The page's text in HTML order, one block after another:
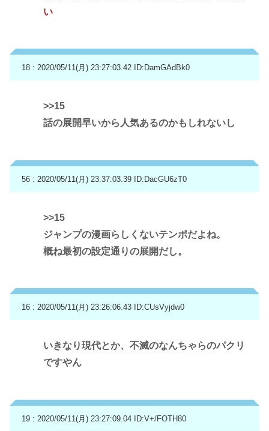
い
18 : 2020/05/11(月) 23:27:03.42 ID:DamGAdBk0
>>15
話の展開早いから人気あるのかもしれないし
56 : 2020/05/11(月) 23:37:03.39 ID:DacGU6zT0
>>15
ジャンプの漫画らしくないテンポだよね。
概ね最初の設定通りの展開だし。
16 : 2020/05/11(月) 23:26:06.43 ID:CUsVyjdw0
いきなり現代とか、不滅のなんちゃらのパクリ
ですやん
19 : 2020/05/11(月) 23:27:09.04 ID:V+/FOTH80